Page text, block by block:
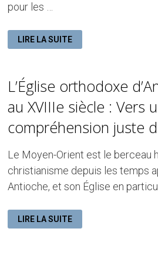
pour les …
LES
ÉGLISES
DÉTRUITES
DES
ORTHODOXES
À
ANTIOCHE
APRÈS
GRAND
TREMBLEMENT
TERRE
DE
2023
LIRE LA SUITE
L’Église orthodoxe
au XVIIIe siècle : Vers
compréhension juste
Le Moyen-Orient est le berceau
christianisme depuis les temps
Antioche, et son Église en
L’ÉGLISE
ORTHODOXE
D’ANTIOCHE
LIRE LA SUITE